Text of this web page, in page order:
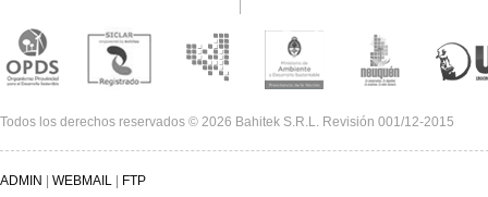
Todos los derechos reservados © 2026 Bahitek S.R.L. Revisión 001/12-2015
ADMIN WEBMAIL FTP